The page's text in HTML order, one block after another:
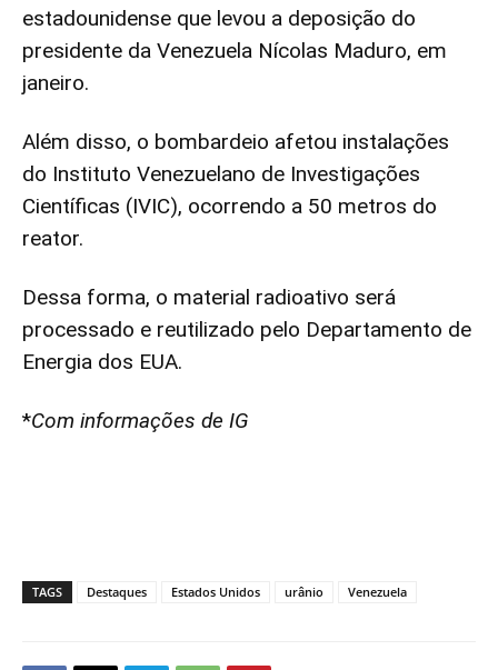
estadounidense que levou a deposição do
presidente da Venezuela Nícolas Maduro, em
janeiro.
Além disso, o bombardeio afetou instalações
do Instituto Venezuelano de Investigações
Científicas (IVIC), ocorrendo a 50 metros do
reator.
Dessa forma, o material radioativo será
processado e reutilizado pelo Departamento de
Energia dos EUA.
*Com informações de IG
TAGS Destaques Estados Unidos urânio Venezuela